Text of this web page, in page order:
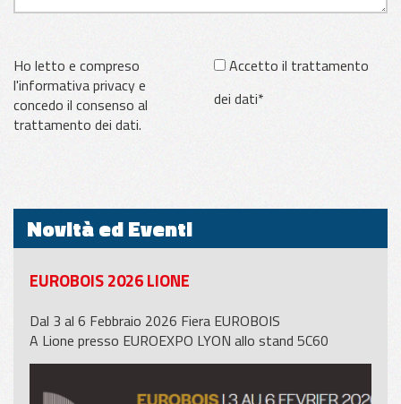
Ho letto e compreso
l'informativa privacy e
concedo il consenso al
trattamento dei dati.
Accetto il trattamento
dei dati*
Novità ed Eventi
EUROBOIS 2026 LIONE
Dal 3 al 6 Febbraio 2026 Fiera EUROBOIS
A Lione presso EUROEXPO LYON allo stand 5C60